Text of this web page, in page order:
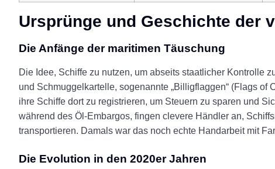
Ursprünge und Geschichte der
Die Anfänge der maritimen Täuschung
Die Idee, Schiffe zu nutzen, um abseits staatlicher Kontrolle
und Schmuggelkartelle, sogenannte „Billigflaggen“ (Flags
ihre Schiffe dort zu registrieren, um Steuern zu sparen und
während des Öl-Embargos, fingen clevere Händler an,
transportieren. Damals war das noch echte Handarbeit mit
Die Evolution in den 2020er Jahren